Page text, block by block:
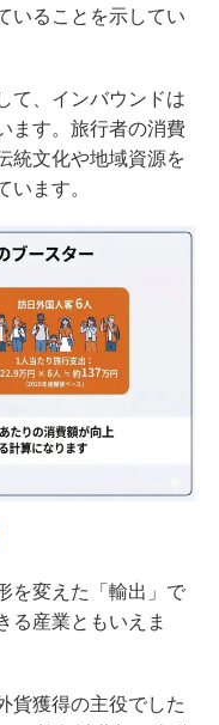
いることを示してい
て、インバウンドは
ます。旅行者の消費
統文化や地域資源を
ます。
を変えた「輸出」で
る産業ともいえま
貨獲得の主役でした